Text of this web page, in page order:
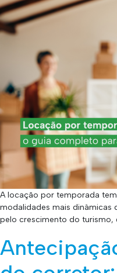
A locação por temporada
modalidades mais dinâmicas
pelo crescimento do turismo,